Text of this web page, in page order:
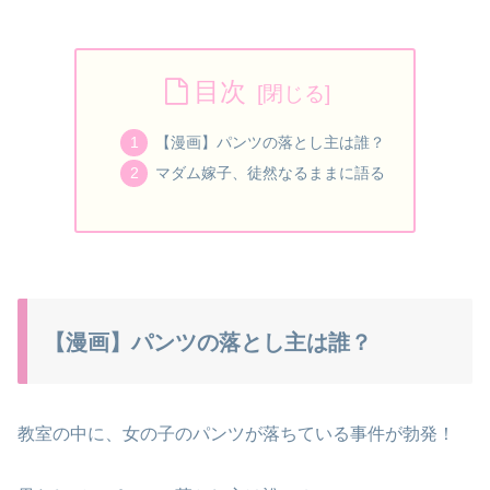
目次
【漫画】パンツの落とし主は誰？
マダム嫁子、徒然なるままに語る
【漫画】パンツの落とし主は誰？
教室の中に、女の子のパンツが落ちている事件が勃発！